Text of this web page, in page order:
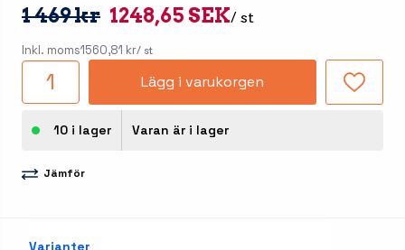
1 469 kr 1248,65 SEK/ st
Inkl. moms1560,81 kr/ st
Lägg i varukorgen
10 i lager Varan är i lager
Jämför
Varianter